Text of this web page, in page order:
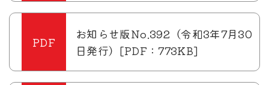
お知らせ版No.392（令和3年7月30
日発行）[PDF：773KB]